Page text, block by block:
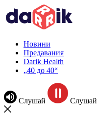
Новини
Предавания
Darik Health
„40 до 40“
Слушай Слушай